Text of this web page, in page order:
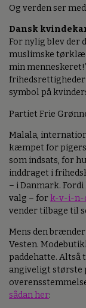
Og verden ser
Dansk
For nylig blev der
muslimske
min
symbol på
Partiet Frie
Malala,
kæmpet for pigers
som indsats, for
inddraget i
– i Danmark.
valg – fork-v-i-n-
vender tilbage til
Mens den
Vesten.
paddehatte. Altså
angiveligt største
sådan her: